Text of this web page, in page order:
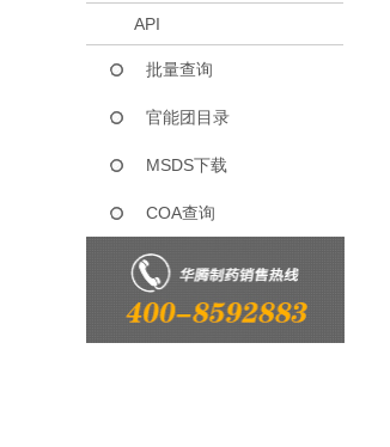
API
批量查询
官能团目录
MSDS下载
COA查询